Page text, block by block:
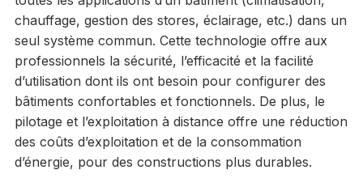
chauffage, gestion des stores, éclairage, etc.) dans un
seul système commun. Cette technologie offre aux
professionnels la sécurité, l’efficacité et la facilité
d’utilisation dont ils ont besoin pour configurer des
bâtiments confortables et fonctionnels. De plus, le
pilotage et l’exploitation à distance offre une réduction
des coûts d’exploitation et de la consommation
d’énergie, pour des constructions plus durables.